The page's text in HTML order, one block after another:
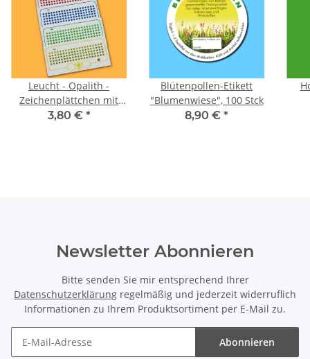
Leucht - Opalith -
Zeichenplättchen mit
Nummern: Farbe Grün
3,80 € *
Blütenpollen-Etikett
"Blumenwiese", 100 Stck
8,90 € *
Newsletter Abonnieren
Bitte senden Sie mir entsprechend Ihrer
Datenschutzerklärung regelmäßig und jederzeit widerruflich
Informationen zu Ihrem Produktsortiment per E-Mail zu.
Abonnieren